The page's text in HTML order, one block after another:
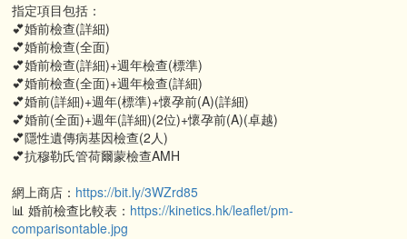
指定項目包括：
💕婚前檢查(詳細)
💕婚前檢查(全面)
💕婚前檢查(詳細)+週年檢查(標準)
💕婚前檢查(全面)+週年檢查(詳細)
💕婚前(詳細)+週年(標準)+懷孕前(A)(詳細)
💕婚前(全面)+週年(詳細)(2位)+懷孕前(A)(卓越)
💕隱性遺傳病基因檢查(2人)
💕抗穆勒氏管荷爾蒙檢查AMH
網上商店： https://bit.ly/3WZrd85
📊 婚前檢查比較表： https://kinetics.hk/leaflet/pm-
comparisontable.jpg